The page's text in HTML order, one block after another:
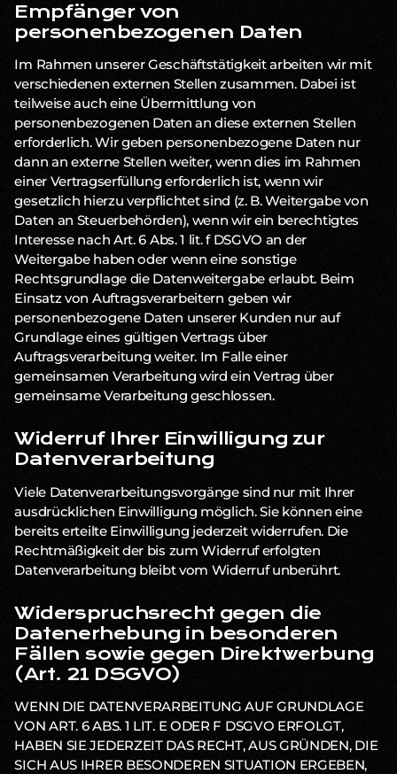
Empfänger von
personenbezogenen Daten
Im Rahmen unserer Geschäftstätigkeit arbeiten wir mit
verschiedenen externen Stellen zusammen. Dabei ist
teilweise auch eine Übermittlung von
personenbezogenen Daten an diese externen Stellen
erforderlich. Wir geben personenbezogene Daten nur
dann an externe Stellen weiter, wenn dies im Rahmen
einer Vertragserfüllung erforderlich ist, wenn wir
gesetzlich hierzu verpflichtet sind (z. B. Weitergabe von
Daten an Steuerbehörden), wenn wir ein berechtigtes
Interesse nach Art. 6 Abs. 1 lit. f DSGVO an der
Weitergabe haben oder wenn eine sonstige
Rechtsgrundlage die Datenweitergabe erlaubt. Beim
Einsatz von Auftragsverarbeitern geben wir
personenbezogene Daten unserer Kunden nur auf
Grundlage eines gültigen Vertrags über
Auftragsverarbeitung weiter. Im Falle einer
gemeinsamen Verarbeitung wird ein Vertrag über
gemeinsame Verarbeitung geschlossen.
Widerruf Ihrer Einwilligung zur
Datenverarbeitung
Viele Datenverarbeitungsvorgänge sind nur mit Ihrer
ausdrücklichen Einwilligung möglich. Sie können eine
bereits erteilte Einwilligung jederzeit widerrufen. Die
Rechtmäßigkeit der bis zum Widerruf erfolgten
Datenverarbeitung bleibt vom Widerruf unberührt.
Widerspruchsrecht gegen die
Datenerhebung in besonderen
Fällen sowie gegen Direktwerbung
(Art. 21 DSGVO)
WENN DIE DATENVERARBEITUNG AUF GRUNDLAGE
VON ART. 6 ABS. 1 LIT. E ODER F DSGVO ERFOLGT,
HABEN SIE JEDERZEIT DAS RECHT, AUS GRÜNDEN, DIE
SICH AUS IHRER BESONDEREN SITUATION ERGEBEN,